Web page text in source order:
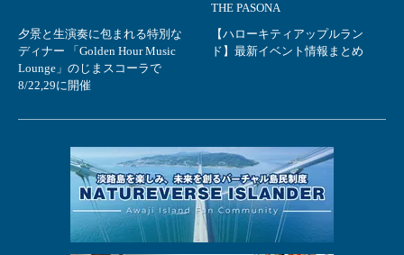
THE PASONA
夕景と生演奏に包まれる特別な
ディナー 「Golden Hour Music
Lounge」のじまスコーラで
8/22,29に開催
【ハローキティアップルラン
ド】最新イベント情報まとめ